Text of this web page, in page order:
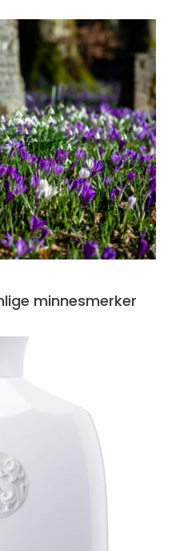
minnesmerker